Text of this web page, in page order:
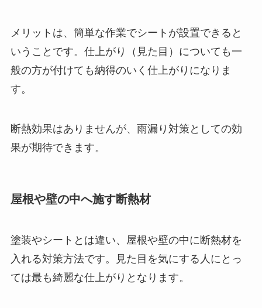
メリットは、簡単な作業でシートが設置できると
いうことです。仕上がり（見た目）についても一
般の方が付けても納得のいく仕上がりになりま
す。
断熱効果はありませんが、雨漏り対策としての効
果が期待できます。
屋根や壁の中へ施す断熱材
塗装やシートとは違い、屋根や壁の中に断熱材を
入れる対策方法です。見た目を気にする人にとっ
ては最も綺麗な仕上がりとなります。